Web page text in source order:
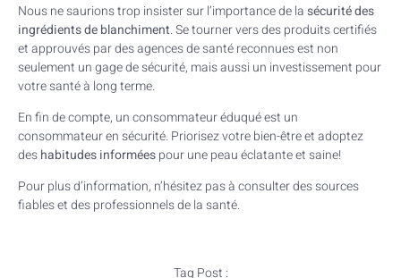
Nous ne saurions trop insister sur l’importance de lasécurité des
ingrédients de blanchiment. Se tourner vers des produits certifiés
et approuvés par des agences de santé reconnues est non
seulement un gage de sécurité, mais aussi un investissement pour
votre santé à long terme.
En fin de compte, un consommateur éduqué est un
consommateur en sécurité. Priorisez votre bien-être et adoptez
deshabitudes informéespour une peau éclatante et saine!
Pour plus d’information, n’hésitez pas à consulter des sources
fiables et des professionnels de la santé.
Tag Post :